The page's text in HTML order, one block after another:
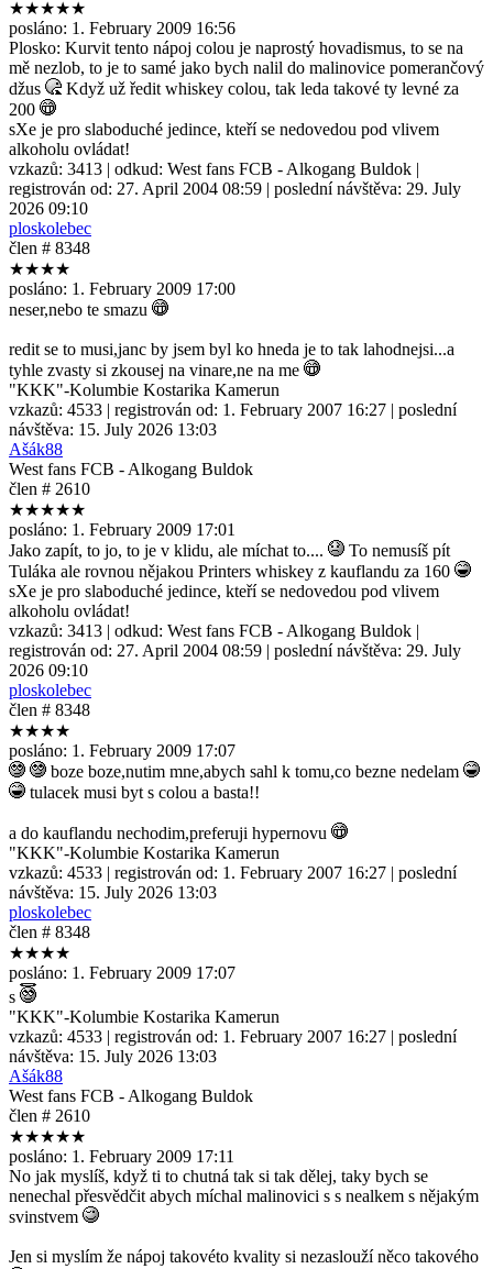
★★★★★
posláno: 1. February 2009 16:56
Plosko: Kurvit tento nápoj colou je naprostý hovadismus, to se na
mě nezlob, to je to samé jako bych nalil do malinovice pomerančový
džus
Když už ředit whiskey colou, tak leda takové ty levné za
200
sXe je pro slaboduché jedince, kteří se nedovedou pod vlivem
alkoholu ovládat!
vzkazů: 3413 | odkud: West fans FCB - Alkogang Buldok |
registrován od: 27. April 2004 08:59 | poslední návštěva: 29. July
2026 09:10
ploskolebec
člen # 8348
★★★★
posláno: 1. February 2009 17:00
neser,nebo te smazu
redit se to musi,janc by jsem byl ko hneda je to tak lahodnejsi...a
tyhle zvasty si zkousej na vinare,ne na me
"KKK"-Kolumbie Kostarika Kamerun
vzkazů: 4533 | registrován od: 1. February 2007 16:27 | poslední
návštěva: 15. July 2026 13:03
Ašák88
West fans FCB - Alkogang Buldok
člen # 2610
★★★★★
posláno: 1. February 2009 17:01
Jako zapít, to jo, to je v klidu, ale míchat to....
To nemusíš pít
Tuláka ale rovnou nějakou Printers whiskey z kauflandu za 160
sXe je pro slaboduché jedince, kteří se nedovedou pod vlivem
alkoholu ovládat!
vzkazů: 3413 | odkud: West fans FCB - Alkogang Buldok |
registrován od: 27. April 2004 08:59 | poslední návštěva: 29. July
2026 09:10
ploskolebec
člen # 8348
★★★★
posláno: 1. February 2009 17:07
boze boze,nutim mne,abych sahl k tomu,co bezne nedelam
tulacek musi byt s colou a basta!!
a do kauflandu nechodim,preferuji hypernovu
"KKK"-Kolumbie Kostarika Kamerun
vzkazů: 4533 | registrován od: 1. February 2007 16:27 | poslední
návštěva: 15. July 2026 13:03
ploskolebec
člen # 8348
★★★★
posláno: 1. February 2009 17:07
s
"KKK"-Kolumbie Kostarika Kamerun
vzkazů: 4533 | registrován od: 1. February 2007 16:27 | poslední
návštěva: 15. July 2026 13:03
Ašák88
West fans FCB - Alkogang Buldok
člen # 2610
★★★★★
posláno: 1. February 2009 17:11
No jak myslíš, když ti to chutná tak si tak dělej, taky bych se
nenechal přesvědčit abych míchal malinovici s s nealkem s nějakým
svinstvem
Jen si myslím že nápoj takovéto kvality si nezaslouží něco takového